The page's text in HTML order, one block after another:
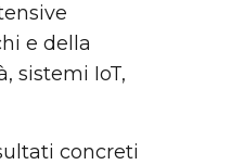
e della
sistemi IoT,
concreti